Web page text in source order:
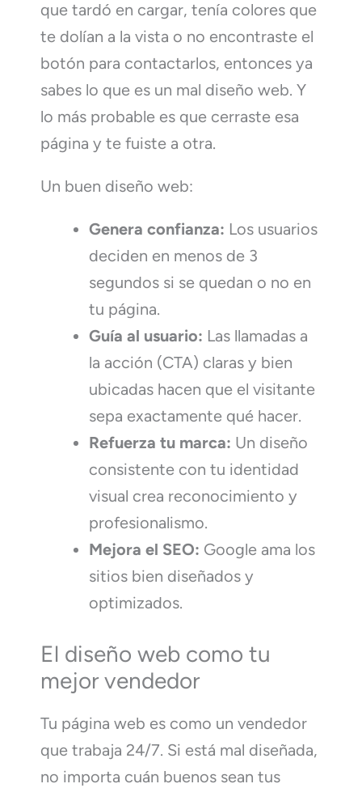
que tardó en cargar, tenía colores que
te dolían a la vista o no encontraste el
botón para contactarlos, entonces ya
sabes lo que es un mal diseño web. Y
lo más probable es que cerraste esa
página y te fuiste a otra.
Un buen diseño web:
Genera confianza: Los usuarios
deciden en menos de 3
segundos si se quedan o no en
tu página.
Guía al usuario: Las llamadas a
la acción (CTA) claras y bien
ubicadas hacen que el visitante
sepa exactamente qué hacer.
Refuerza tu marca: Un diseño
consistente con tu identidad
visual crea reconocimiento y
profesionalismo.
Mejora el SEO: Google ama los
sitios bien diseñados y
optimizados.
El diseño web como tu
mejor vendedor
Tu página web es como un vendedor
que trabaja 24/7. Si está mal diseñada,
no importa cuán buenos sean tus